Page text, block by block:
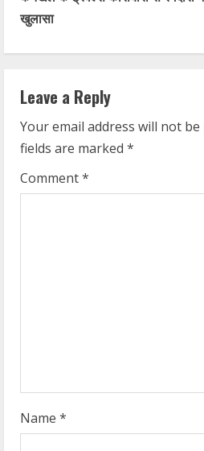
u
e
R
e
खुलासा
Leave a Reply
Your email address will not be
fields are marked *
Comment*
Name *